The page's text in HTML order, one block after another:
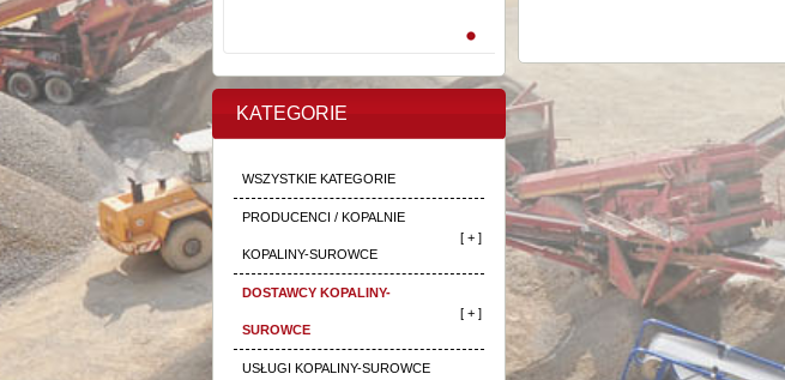
KATEGORIE
WSZYSTKIE KATEGORIE
PRODUCENCI / KOPALNIE
KOPALINY-SUROWCE
[ + ]
DOSTAWCY KOPALINY-
SUROWCE
[ + ]
USŁUGI KOPALINY-SUROWCE